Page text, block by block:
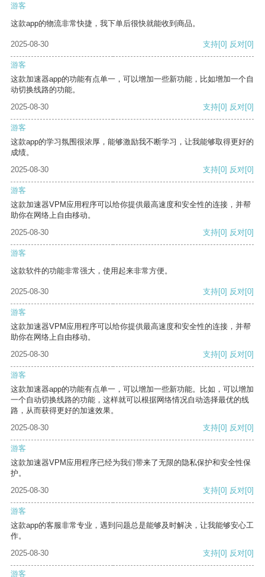
游客
这款app的物流非常快捷，我下单后很快就能收到商品。
2025-08-30 支持[0] 反对[0]
游客
这款加速器app的功能有点单一，可以增加一些新功能，比如增加一个自
动切换线路的功能。
2025-08-30
支持[0] 反对[0]
游客
这款app的学习氛围很浓厚，能够激励我不断学习，让我能够取得更好的
成绩。
2025-08-30
支持[0] 反对[0]
游客
这款加速器VPM应用程序可以给你提供最高速度和安全性的连接，并帮
助你在网络上自由移动。
2025-08-30
支持[0] 反对[0]
游客
这款软件的功能非常强大，使用起来非常方便。
2025-08-30 支持[0] 反对[0]
游客
这款加速器VPM应用程序可以给你提供最高速度和安全性的连接，并帮
助你在网络上自由移动。
2025-08-30
支持[0] 反对[0]
游客
这款加速器app的功能有点单一，可以增加一些新功能。比如，可以增加
一个自动切换线路的功能，这样就可以根据网络情况自动选择最优的线
路，从而获得更好的加速效果。
2025-08-30
支持[0] 反对[0]
游客
这款加速器VPM应用程序已经为我们带来了无限的隐私保护和安全性保
护。
2025-08-30
支持[0] 反对[0]
游客
这款app的客服非常专业，遇到问题总是能够及时解决，让我能够安心工
作。
2025-08-30
支持[0] 反对[0]
游客